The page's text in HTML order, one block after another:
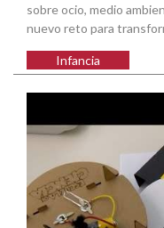
sobre ocio, medio
nuevo reto para
Infancia